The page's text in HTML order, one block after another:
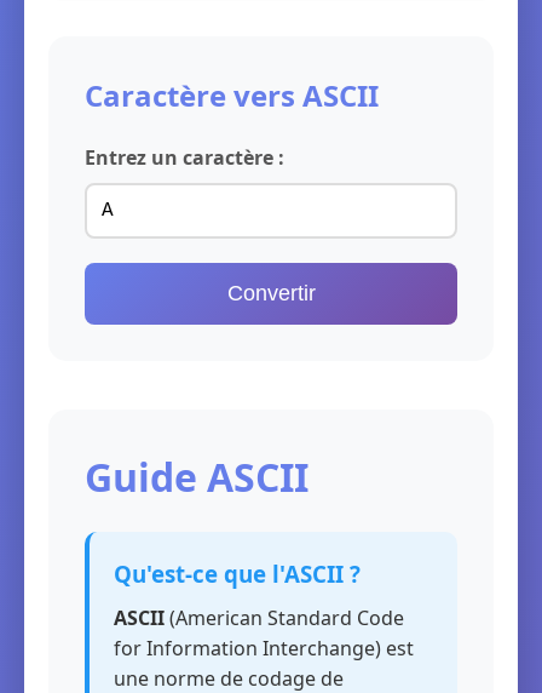
Caractère vers ASCII
Entrez un caractère :
Convertir
Guide ASCII
Qu'est-ce que l'ASCII ?
ASCII(American Standard Code
for Information Interchange) est
une norme de codage de